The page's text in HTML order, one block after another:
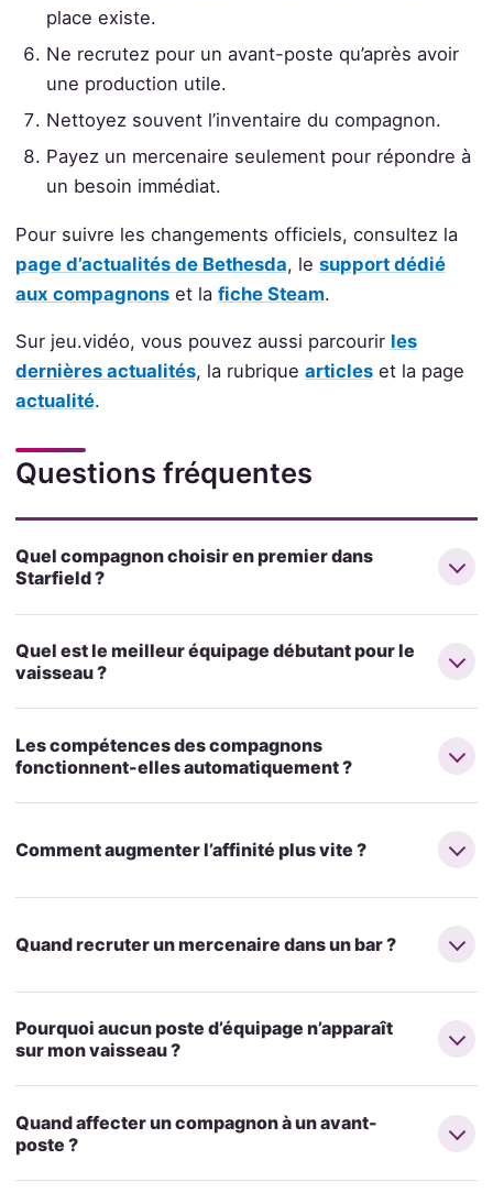
place existe.
Ne recrutez pour un avant-poste qu’après avoir
une production utile.
Nettoyez souvent l’inventaire du compagnon.
Payez un mercenaire seulement pour répondre à
un besoin immédiat.
Pour suivre les changements officiels, consultez la
page d’actualités de Bethesda, le support dédié
aux compagnonset la fiche Steam.
Sur jeu.vidéo, vous pouvez aussi parcourir les
dernières actualités, la rubrique articleset la page
actualité.
Questions fréquentes
Quel compagnon choisir en premier dans
Starfield ?
Quel est le meilleur équipage débutant pour le
vaisseau ?
Les compétences des compagnons
fonctionnent-elles automatiquement ?
Comment augmenter l’affinité plus vite ?
Quand recruter un mercenaire dans un bar ?
Pourquoi aucun poste d’équipage n’apparaît
sur mon vaisseau ?
Quand affecter un compagnon à un avant-
poste ?